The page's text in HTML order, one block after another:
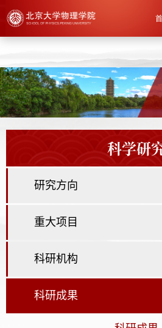
快速导航
科学研
研究方向
重大项目
科研机构
科研成果